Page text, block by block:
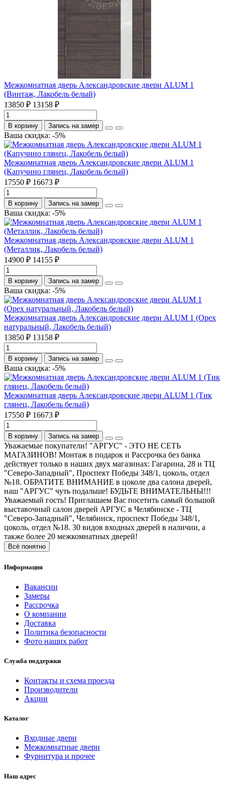
Межкомнатная дверь Александровские двери ALUM 1
(Винтаж, Лакобель белый)
13850 ₽ 13158 ₽
В корзину Запись на замер
Ваша скидка: -5%
Межкомнатная дверь Александровские двери ALUM 1
(Капучино глянец, Лакобель белый)
17550 ₽ 16673 ₽
В корзину Запись на замер
Ваша скидка: -5%
Межкомнатная дверь Александровские двери ALUM 1
(Металлик, Лакобель белый)
14900 ₽ 14155 ₽
В корзину Запись на замер
Ваша скидка: -5%
Межкомнатная дверь Александровские двери ALUM 1 (Орех
натуральный, Лакобель белый)
13850 ₽ 13158 ₽
В корзину Запись на замер
Ваша скидка: -5%
Межкомнатная дверь Александровские двери ALUM 1 (Тик
глянец, Лакобель белый)
17550 ₽ 16673 ₽
В корзину Запись на замер
Уважаемые покупатели! "АРГУС" - ЭТО НЕ СЕТЬ
МАГАЗИНОВ! Монтаж в подарок и Рассрочка без банка
действует только в наших двух магазинах: Гагарина, 28 и ТЦ
"Северо-Западный", Проспект Победы 348/1, цоколь, отдел
№18. ОБРАТИТЕ ВНИМАНИЕ в цоколе два салона дверей,
наш "АРГУС" чуть подальше! БУДЬТЕ ВНИМАТЕЛЬНЫ!!!
Уважаемый гость! Приглашаем Вас посетить самый большой
выставочный салон дверей АРГУС в Челябинске - ТЦ
"Северо-Западный", Челябинск, проспект Победы 348/1,
цоколь, отдел №18. 30 видов входных дверей в наличии, а
также более 20 межкомнатных дверей!
Всё понятно
Информация
Вакансии
Замеры
Рассрочка
О компании
Доставка
Политика безопасности
Фото наших работ
Служба поддержки
Контакты и схема проезда
Производители
Акции
Каталог
Входные двери
Межкомнатные двери
Фурнитура и прочее
Наш адрес